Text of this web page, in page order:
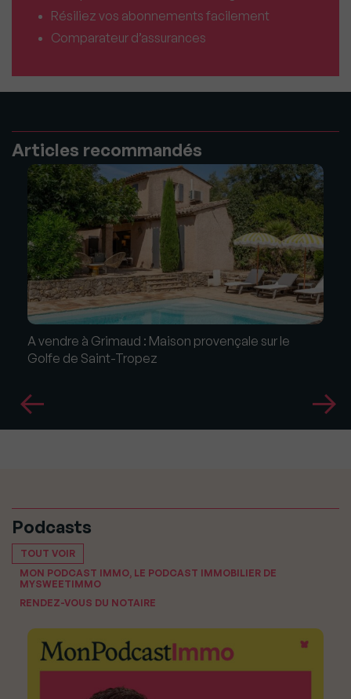
Résiliez vos abonnements facilement
Comparateur d’assurances
Articles recommandés
A vendre à Grimaud : Maison provençale sur le
Golfe de Saint-Tropez
Podcasts
TOUT VOIR
MON PODCAST IMMO, LE PODCAST IMMOBILIER DE
MYSWEETIMMO
RENDEZ-VOUS DU NOTAIRE